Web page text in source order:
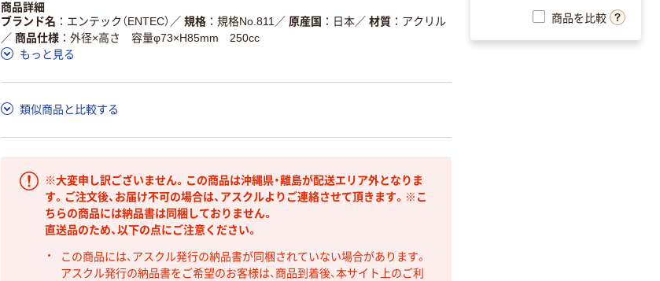
商品詳細
ブランド名
エンテック（ENTEC） ／ 規格 規格No.811 ／ 原産国 日本／ 材質
アクリル
／ 商品仕様
外径×高さ 容量φ73×H85mm 250cc
もっと見る
類似商品と比較する
※大変申し訳ございません。この商品は沖縄県・離島が配送エリア外となりま
す。ご注文後、お届け不可の場合は、アスクルよりご連絡させて頂きます。※こ
ちらの商品には納品書は同梱しておりません。
直送品のため、以下の点にご注意ください。
この商品には、アスクル発行の納品書が同梱されていない場合があります。
アスクル発行の納品書をご希望のお客様は、商品到着後、本サイト上のご利
商品を比較